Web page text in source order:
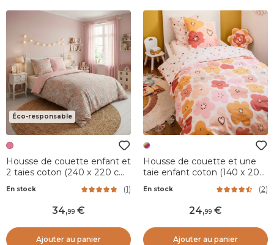
Éco-responsable
Housse de couette enfant et
2 taies coton (240 x 220 cm)
En stock (1)
34,99
Ajouter au panier
Housse de couette et une
taie enfant coton (140 x 200
En stock (2)
24,99
Ajouter au panier